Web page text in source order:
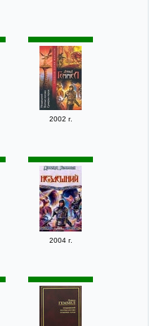
2002 г.
2004 г.